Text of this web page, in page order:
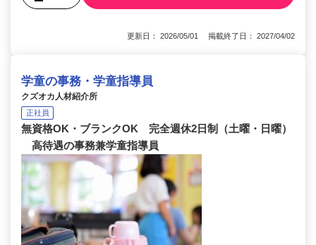
更新日： 2026/05/01 掲載終了日： 2027/04/02
学童の事務・学童指導員
クズオカ人材紹介所
正社員
無資格OK・ブランクOK 完全週休2日制（土曜・日曜）
高待遇の事務兼学童指導員